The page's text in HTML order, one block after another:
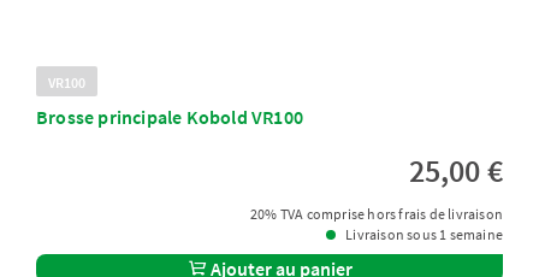
VR100
Brosse principale Kobold VR100
25,00 €
20% TVA comprise hors frais de livraison
Livraison sous 1 semaine
Ajouter au panier